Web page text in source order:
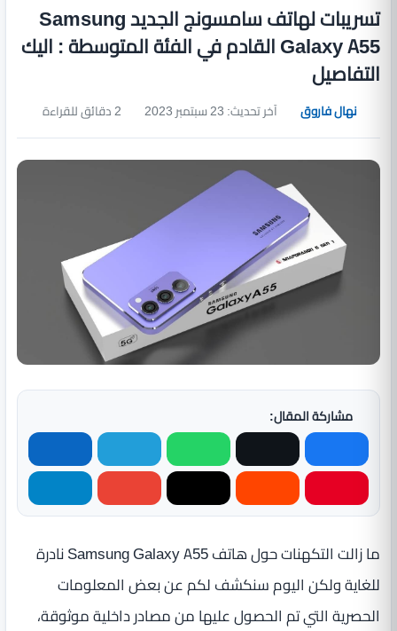
تسريبات لهاتف سامسونج الجديد Samsung
Galaxy A55 القادم في الفئة المتوسطة : اليك
التفاصيل
نهال فاروق آخر تحديث: 23 سبتمبر 2023
مشاركة المقال:
ما زالت التكهنات حول هاتف Samsung Galaxy A55 نادرة
للغاية ولكن اليوم سنكشف لكم عن بعض المعلومات
الحصرية التي تم الحصول عليها من مصادر داخلية موثوقة،